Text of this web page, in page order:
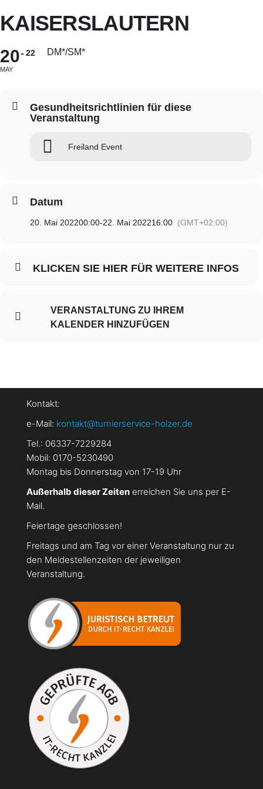
Inhalt
springen
KAISERSLAUTERN
20
MAY
22 DM*/SM*
Gesundheitsrichtlinien für diese
Veranstaltung
Freiland Event
Datum
20. Mai 202200:00-22. Mai 202216:00 (GMT+02:00)
KLICKEN SIE HIER FÜR WEITERE INFOS
VERANSTALTUNG ZU IHREM
KALENDER HINZUFÜGEN
Kontakt:
e-Mail: kontakt@turnierservice-holzer.de
Tel.: 06337-7229284
Mobil: 0170-5230490
Montag bis Donnerstag von 17-19 Uhr
Außerhalb dieser Zeiten erreichen Sie uns per E-
Mail.
Feiertage geschlossen!
Freitags und am Tag vor einer Veranstaltung nur zu
den Meldestellenzeiten der jeweiligen
Veranstaltung.